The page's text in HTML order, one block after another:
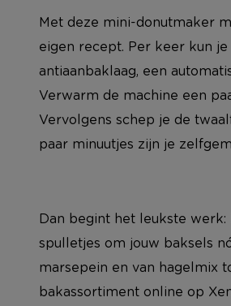
Met deze mini-donutmaker
eigen recept. Per keer kun
antiaanbaklaag, een
Verwarm de machine een
Vervolgens schep je de
paar minuutjes zijn je
Dan begint het leukste
spulletjes om jouw baksels
marsepein en van hagelmix
bakassortiment online op